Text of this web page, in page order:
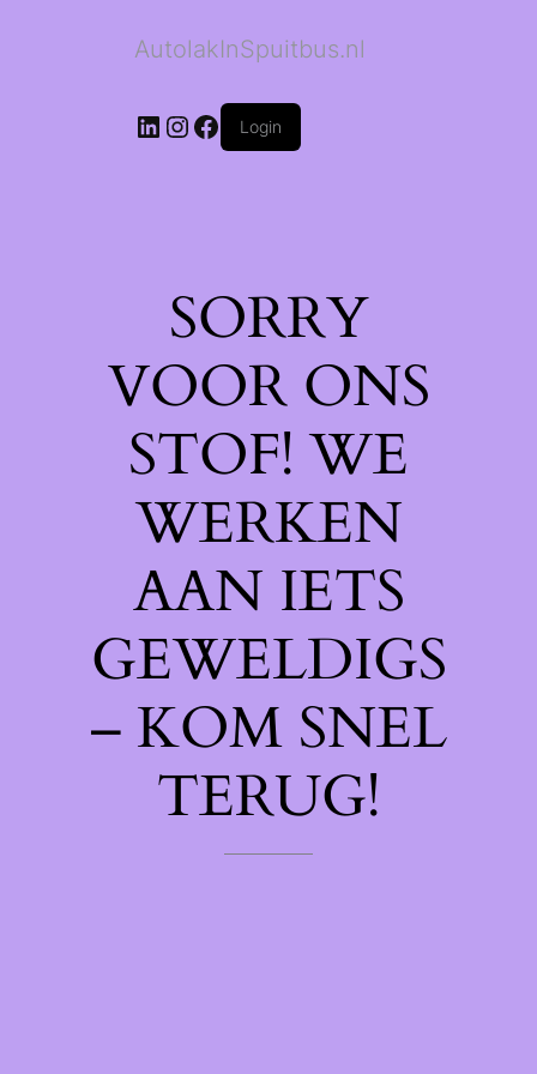
AutolakInSpuitbus.nl
LinkedIn
Instagram
Facebook
Login
SORRY
VOOR ONS
STOF! WE
WERKEN
AAN IETS
GEWELDIGS
– KOM SNEL
TERUG!